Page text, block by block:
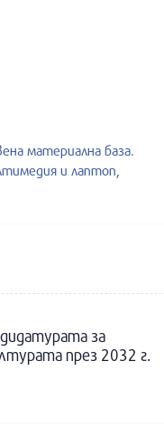
материална база.
и лаптоп,
за
през 2032 г.